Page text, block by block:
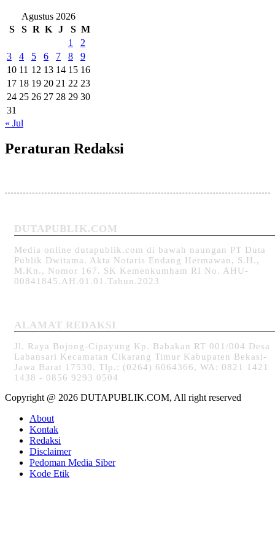
Agustus 2026
S
S R K J S M
1
2
3
4 5 6 7 8
9
10 11 12 13 14 15 16
17 18 19 20 21 22 23
24 25 26 27 28 29 30
31
« Jul
Peraturan Redaksi
DUTAPUBLIK.COM
Media online dutapublik.com di bawah naungan PT Duta
Publik Dwitama. Akta Notaris Endang Hermawan, S.H.,
M.Kn., Nomor 167. SK Kemenkumham RI No. AHU-
00841845.AH.01.01.Tahun.2023
ALAMAT REDAKSI
Jl. Raya Bojong-Cipayung Kp. Babakan RT 001/004 Desa
Labansari Kecamatan Cikarang Timur Kabupaten Bekasi-
Jawa Barat 17530. Tlp.: (0264) 6064366, WA: 0821 1421
1438 - 0856 9293 0504
Copyright @ 2026 DUTAPUBLIK.COM, All right reserved
About
Kontak
Redaksi
Disclaimer
Pedoman Media Siber
Kode Etik